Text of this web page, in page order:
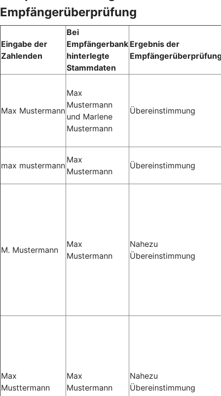
Empfängerüberprüfung
Eingabe der
Zahlenden
Bei
Empfängerbank
hinterlegte
Stammdaten
Ergebnis der
Max Mustermann
Max
Mustermann
und Marlene
Mustermann
Übereinstimmung
max mustermann
Max
Mustermann
Übereinstimmung
M. Mustermann
Max
Mustermann
Nahezu
Übereinstimmung
Max
Musttermann
Max
Mustermann
Nahezu
Übereinstimmung